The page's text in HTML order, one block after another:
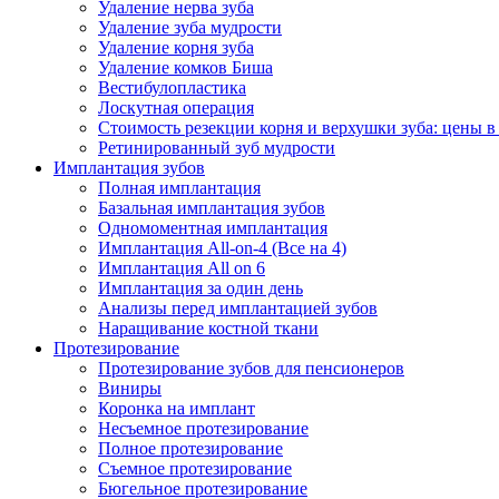
Удаление нерва зуба
Удаление зуба мудрости
Удаление корня зуба
Удаление комков Биша
Вестибулопластика
Лоскутная операция
Стоимость резекции корня и верхушки зуба: цены
Ретинированный зуб мудрости
Имплантация зубов
Полная имплантация
Базальная имплантация зубов
Одномоментная имплантация
Имплантация All-on-4 (Все на 4)
Имплантация All on 6
Имплантация за один день
Анализы перед имплантацией зубов
Наращивание костной ткани
Протезирование
Протезирование зубов для пенсионеров
Виниры
Коронка на имплант
Несъемное протезирование
Полное протезирование
Съемное протезирование
Бюгельное протезирование